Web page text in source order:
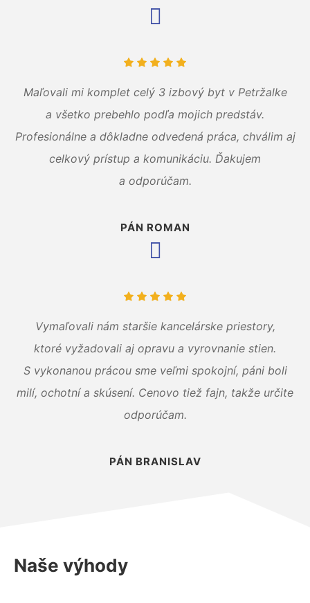
Maľovali mi komplet celý 3 izbový byt v Petržalke
a všetko prebehlo podľa mojich predstáv.
Profesionálne a dôkladne odvedená práca, chválim aj
celkový prístup a komunikáciu. Ďakujem
a odporúčam.
PÁN ROMAN
Vymaľovali nám staršie kancelárske priestory,
ktoré vyžadovali aj opravu a vyrovnanie stien.
S vykonanou prácou sme veľmi spokojní, páni boli
milí, ochotní a skúsení. Cenovo tiež fajn, takže určite
odporúčam.
PÁN BRANISLAV
Naše výhody